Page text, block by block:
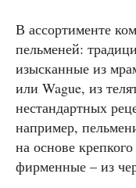
В ассортименте
пельменей:
изысканные из
или Wague, из
нестандартных
например,
на основе
фирменные – из